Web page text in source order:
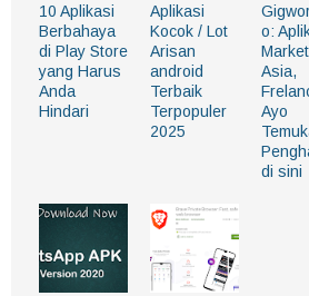
10 Aplikasi
Berbahaya
di Play Store
yang Harus
Anda
Hindari
Aplikasi
Kocok / Lot
Arisan
android
Terbaik
Terpopuler
2025
o:
Asia,
Ayo
di sini